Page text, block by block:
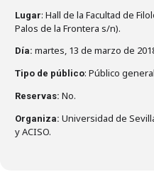
Lugar: Hall de la Facultad de
Palos de la Frontera s/n).
Día: martes, 13 de marzo de
Tipo de público: Público
Reservas: No.
Organiza: Universidad de
y ACISO.